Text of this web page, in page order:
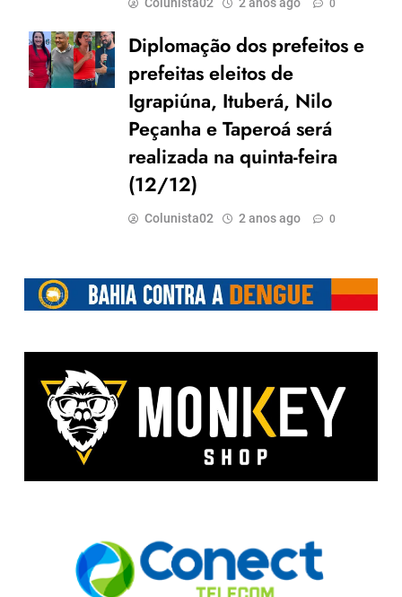
0
Diplomação dos prefeitos e
prefeitas eleitos de
Igrapiúna, Ituberá, Nilo
Peçanha e Taperoá será
realizada na quinta-feira
(12/12)
Colunista02 2 anos ago 0